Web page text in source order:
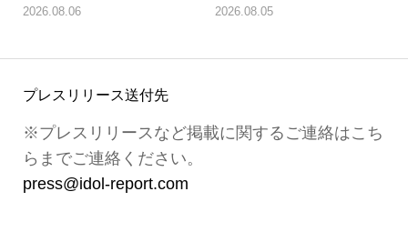
2026.08.06 2026.08.05
プレスリリース送付先
※プレスリリースなど掲載に関するご連絡はこち
らまでご連絡ください。
press@idol-report.com